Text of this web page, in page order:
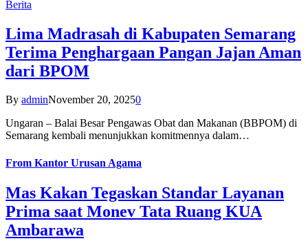
Berita
Lima Madrasah di Kabupaten Semarang
Terima Penghargaan Pangan Jajan Aman
dari BPOM
By adminNovember 20, 20250
Ungaran – Balai Besar Pengawas Obat dan Makanan (BBPOM) di
Semarang kembali menunjukkan komitmennya dalam…
From Kantor Urusan Agama
Mas Kakan Tegaskan Standar Layanan
Prima saat Monev Tata Ruang KUA
Ambarawa